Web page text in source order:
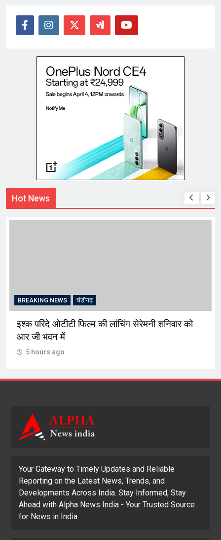
Hot News
BREAKING NEWS चंडीगढ़
इश्क परिंदे ओटीटी फिल्म की लांचिंग सेरेमनी शनिवार को
आर जी भवन में
5 hours ago
Your Gateway to Timely Updates and Reliable
Reporting on the Latest News, Trends, and
Developments Across India. Stay Informed, Stay
Ahead with Alpha News India - Your Trusted Source
for News in India.